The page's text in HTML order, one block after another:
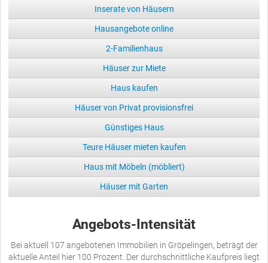
Inserate von Häusern
Hausangebote online
2-Familienhaus
Häuser zur Miete
Haus kaufen
Häuser von Privat provisionsfrei
Günstiges Haus
Teure Häuser mieten kaufen
Haus mit Möbeln (möbliert)
Häuser mit Garten
Angebots-Intensität
Bei aktuell 107 angebotenen Immobilien in Gröpelingen, beträgt der
aktuelle Anteil hier 100 Prozent. Der durchschnittliche Kaufpreis liegt